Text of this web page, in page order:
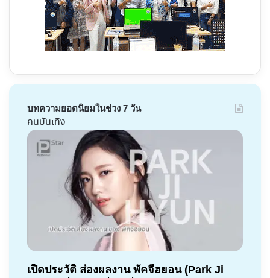
บทความยอดนิยมในช่วง 7 วัน
คนบันเทิง
เปิดประวัติ ส่องผลงาน พัคจีฮยอน (Park Ji